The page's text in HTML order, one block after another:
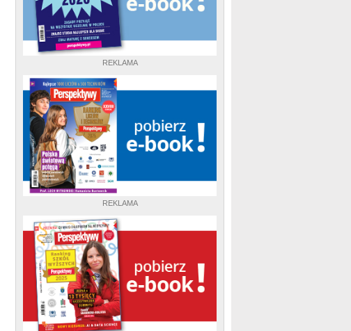
REKLAMA
REKLAMA